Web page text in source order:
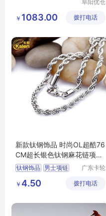
阜阳优仓
限公司
￥ 1083.00 拨打电话
新款钛钢饰品 时尚OL超酷76
CM超长银色钛钢麻花链项链
男士项链
钛钢饰品
男士项链
新款钛钢饰品
广东卡轮
公司
￥ 4.50 拨打电话